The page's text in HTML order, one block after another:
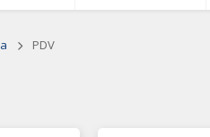
PDV